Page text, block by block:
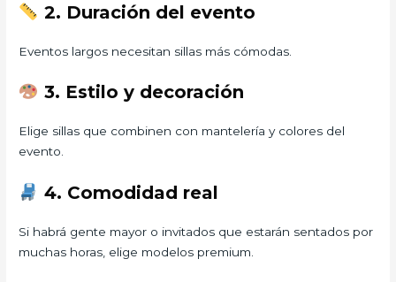
2. Duración del evento
Eventos largos necesitan sillas más cómodas.
3. Estilo y decoración
Elige sillas que combinen con mantelería y colores del
evento.
4. Comodidad real
Si habrá gente mayor o invitados que estarán sentados por
muchas horas, elige modelos premium.